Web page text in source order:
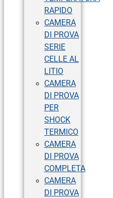
RAPIDO
CAMERA
DI PROVA
SERIE
CELLE AL
LITIO
CAMERA
DI PROVA
PER
SHOCK
TERMICO
CAMERA
DI PROVA
COMPLETA
CAMERA
DI PROVA